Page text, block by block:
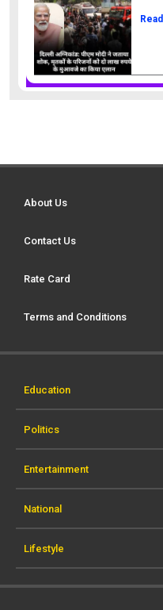
About Us
Contact Us
Rate Card
Terms and Conditions
Education
Politics
Entertainment
National
Lifestyle